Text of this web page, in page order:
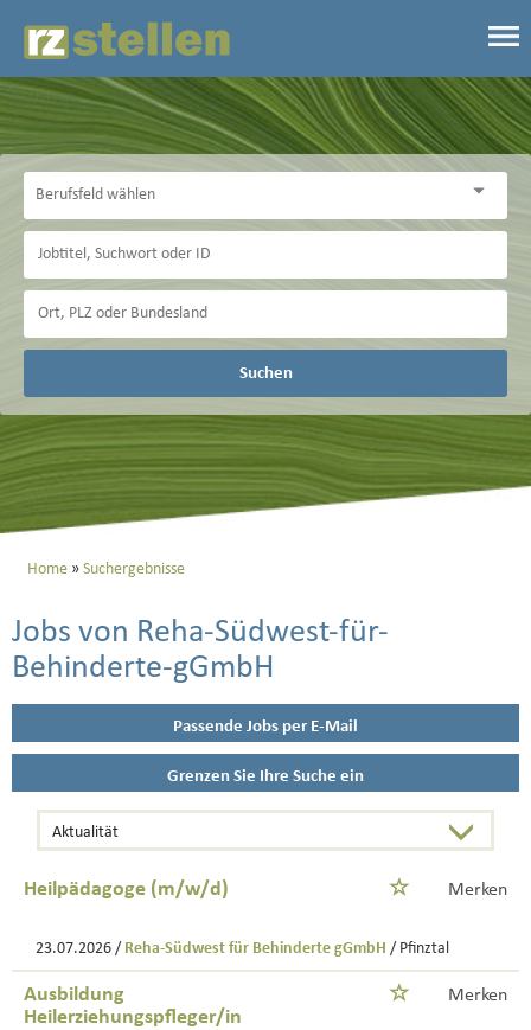
Suchen
Home Suchergebnisse
Jobs von Reha-Südwest-für-
Behinderte-gGmbH
Passende Jobs per E-Mail
Grenzen Sie Ihre Suche ein
Heilpädagoge (m/w/d) Merken
23.07.2026 / Reha-Südwest für Behinderte gGmbH / Pfinztal
Ausbildung
Heilerziehungspfleger/in
Merken